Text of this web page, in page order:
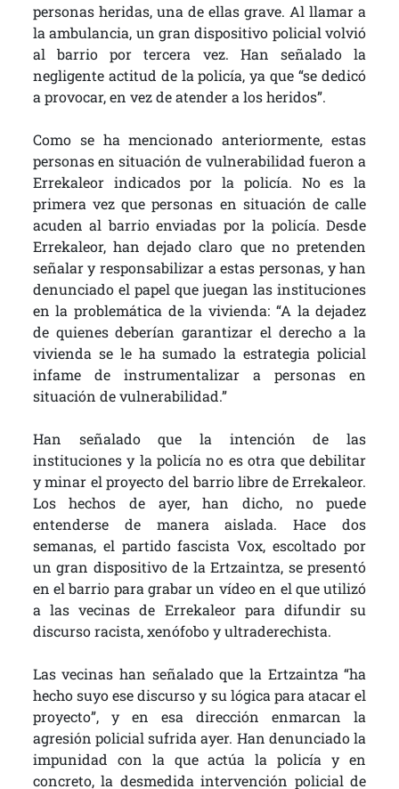
personas heridas, una de ellas grave. Al llamar a
la ambulancia, un gran dispositivo policial volvió
al barrio por tercera vez. Han señalado la
negligente actitud de la policía, ya que “se dedicó
a provocar, en vez de atender a los heridos”.
Como se ha mencionado anteriormente, estas
personas en situación de vulnerabilidad fueron a
Errekaleor indicados por la policía. No es la
primera vez que personas en situación de calle
acuden al barrio enviadas por la policía. Desde
Errekaleor, han dejado claro que no pretenden
señalar y responsabilizar a estas personas, y han
denunciado el papel que juegan las instituciones
en la problemática de la vivienda: “A la dejadez
de quienes deberían garantizar el derecho a la
vivienda se le ha sumado la estrategia policial
infame de instrumentalizar a personas en
situación de vulnerabilidad.”
Han señalado que la intención de las
instituciones y la policía no es otra que debilitar
y minar el proyecto del barrio libre de Errekaleor.
Los hechos de ayer, han dicho, no puede
entenderse de manera aislada. Hace dos
semanas, el partido fascista Vox, escoltado por
un gran dispositivo de la Ertzaintza, se presentó
en el barrio para grabar un vídeo en el que utilizó
a las vecinas de Errekaleor para difundir su
discurso racista, xenófobo y ultraderechista.
Las vecinas han señalado que la Ertzaintza “ha
hecho suyo ese discurso y su lógica para atacar el
proyecto”, y en esa dirección enmarcan la
agresión policial sufrida ayer. Han denunciado la
impunidad con la que actúa la policía y en
concreto, la desmedida intervención policial de